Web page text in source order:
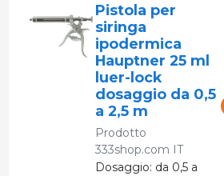
Pistola per
siringa
ipodermica
Hauptner 25 ml
luer-lock
dosaggio da 0,5
a 2,5 m
Prodotto
333shop.com IT
Dosaggio: da 0,5 a